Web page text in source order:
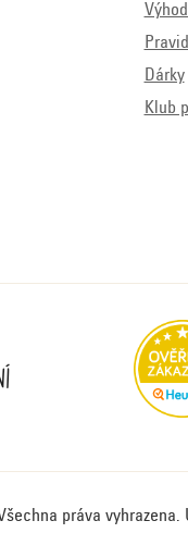
Dárky
Klub
práva vyhrazena.